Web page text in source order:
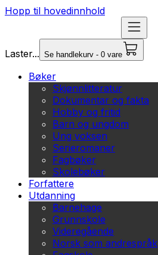
Hopp til hovedinnhold
Laster... Se handlekurv - 0 vare
Bøker
Skjønnlitteratur
Dokumentar og fakta
Hobby og fritid
Barn og ungdom
Ung voksen
Serieromaner
Fagbøker
Skolebøker
Forfattere
Utdanning
Barnehage
Grunnskole
Videregående
Norsk som andrespråk